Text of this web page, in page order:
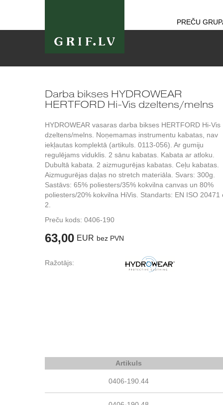
PREČU
Darba bikses HYDROWEAR
HERTFORD Hi-Vis dzeltens/melns
HYDROWEAR vasaras darba bikses HERTFORD Hi-Vis
dzeltens/melns. Noņemamas instrumentu kabatas, nav
iekļautas komplektā (artikuls. 0113-056). Ar gumiju
regulējams viduklis. 2 sānu kabatas. Kabata ar atloku.
Dubultā kabata. 2 aizmugurējas kabatas. Ceļu kabatas.
Aizmugurējas daļas no stretch materiāla. Svars: 300g.
Sastāvs: 65% poliesters/35% kokvilna canvas un 80%
poliesters/20% kokvilna HiVis. Standarts: EN ISO 20471
2.
Preču kods: 0406-190
63,00 EUR bez PVN
Ražotājs:
Artikuls
0406-190.44